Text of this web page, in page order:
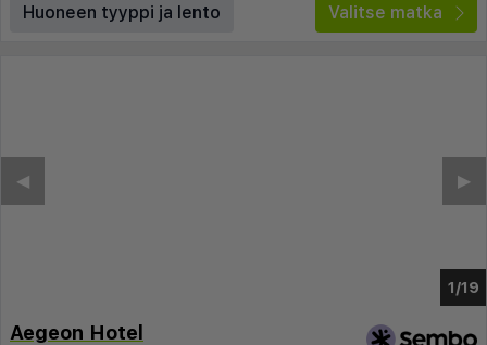
Huoneen tyyppi ja lento Valitse matka
1/15
▶︎
◀︎
Aegeon Hotel